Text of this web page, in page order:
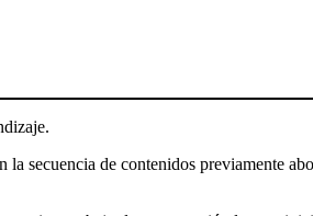
secuencia de contenidos previamente